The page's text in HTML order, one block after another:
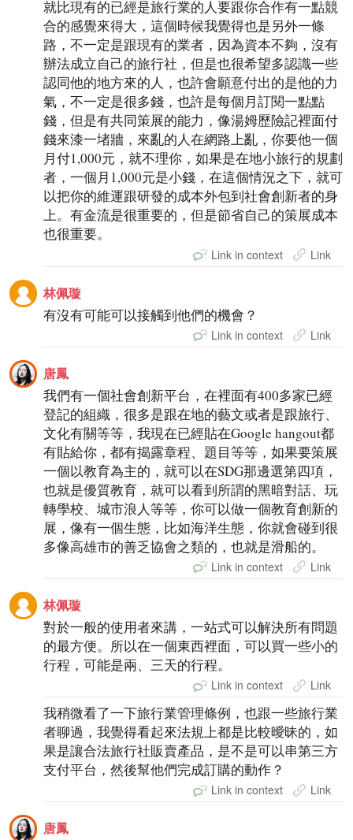
就比現有的已經是旅行業的人要跟你合作有一點競
合的感覺來得大，這個時候我覺得也是另外一條
路，不一定是跟現有的業者，因為資本不夠，沒有
辦法成立自己的旅行社，但是也很希望多認識一些
認同他的地方來的人，也許會願意付出的是他的力
氣，不一定是很多錢，也許是每個月訂閱一點點
錢，但是有共同策展的能力，像湯姆歷險記裡面付
錢來漆一堵牆，來亂的人在網路上亂，你要他一個
月付1,000元，就不理你，如果是在地小旅行的規劃
者，一個月1,000元是小錢，在這個情況之下，就可
以把你的維運跟研發的成本外包到社會創新者的身
上。有金流是很重要的，但是節省自己的策展成本
也很重要。
Link in context Link
林佩璇
有沒有可能可以接觸到他們的機會？
Link in context Link
唐鳳
我們有一個社會創新平台，在裡面有400多家已經
登記的組織，很多是跟在地的藝文或者是跟旅行、
文化有關等等，我現在已經貼在Google hangout都
有貼給你，都有揭露章程、題目等等，如果要策展
一個以教育為主的，就可以在SDG那邊選第四項，
也就是優質教育，就可以看到所謂的黑暗對話、玩
轉學校、城市浪人等等，你可以做一個教育創新的
展，像有一個生態，比如海洋生態，你就會碰到很
多像高雄市的善乏協會之類的，也就是滑船的。
Link in context Link
林佩璇
對於一般的使用者來講，一站式可以解決所有問題
的最方便。所以在一個東西裡面，可以買一些小的
行程，可能是兩、三天的行程。
Link in context Link
我稍微看了一下旅行業管理條例，也跟一些旅行業
者聊過，我覺得看起來法規上都是比較曖昧的，如
果是讓合法旅行社販賣產品，是不是可以串第三方
支付平台，然後幫他們完成訂購的動作？
Link in context Link
唐鳳